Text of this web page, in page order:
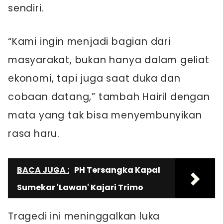
sendiri.
“Kami ingin menjadi bagian dari
masyarakat, bukan hanya dalam geliat
ekonomi, tapi juga saat duka dan
cobaan datang,” tambah Hairil dengan
mata yang tak bisa menyembunyikan
rasa haru.
BACA JUGA : PH Tersangka Kapal
Sumekar 'Lawan' Kajari Trimo
Tragedi ini meninggalkan luka